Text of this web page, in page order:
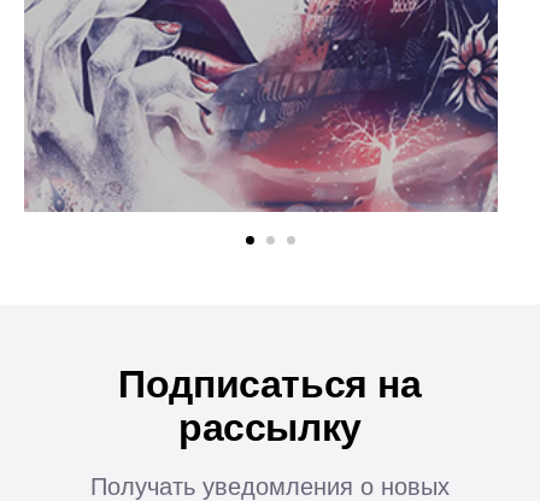
Подписаться на
рассылку
Получать уведомления о новых